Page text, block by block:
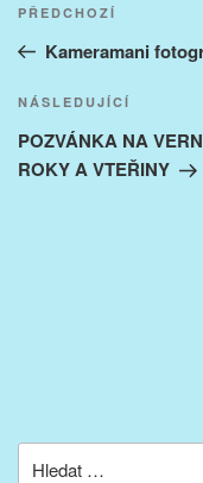
příspěvek
Předchozí
příspěvek
PŘEDCHOZÍ
Kameramani
Následující
příspěvek
NÁSLEDUJÍCÍ
POZVÁNKA NA
ROKY A VTEŘINY